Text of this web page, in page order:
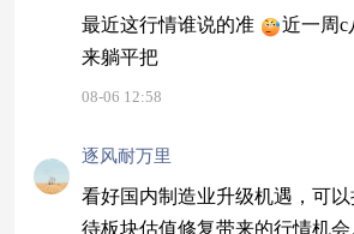
最近这行情谁说的准
近一周c
来躺平把
08-06 12:58
逐风耐万里
看好国内制造业升级机遇，可
待板块估值修复带来的行情机会